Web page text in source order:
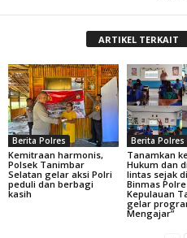
ARTIKEL TERKAIT
Berita Polres
Kemitraan harmonis,
Polsek Tanimbar
Selatan gelar aksi Polri
peduli dan berbagi
kasih
Berita Polres
Tanamkan
Hukum dan
lintas sejak
Binmas
Kepulauan
gelar
Mengajar”